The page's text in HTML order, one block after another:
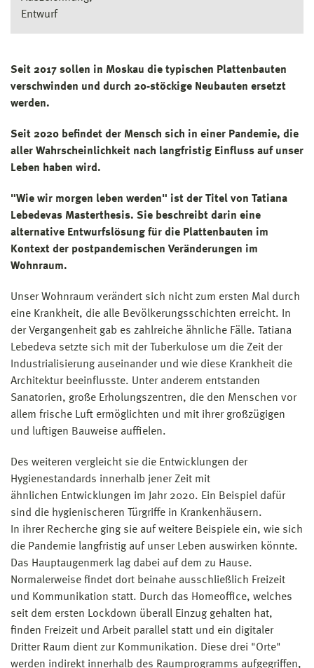
Entwurf
Seit 2017 sollen in Moskau die typischen Plattenbauten
verschwinden und durch 20-stöckige Neubauten ersetzt
werden.
Seit 2020 befindet der Mensch sich in einer Pandemie, die
aller Wahrscheinlichkeit nach langfristig Einfluss auf unser
Leben haben wird.
"Wie wir morgen leben werden" ist der Titel von Tatiana
Lebedevas Masterthesis. Sie beschreibt darin eine
alternative Entwurfslösung für die Plattenbauten im
Kontext der postpandemischen Veränderungen im
Wohnraum.
Unser Wohnraum verändert sich nicht zum ersten Mal durch
eine Krankheit, die alle Bevölkerungsschichten erreicht. In
der Vergangenheit gab es zahlreiche ähnliche Fälle. Tatiana
Lebedeva setzte sich mit der Tuberkulose um die Zeit der
Industrialisierung auseinander und wie diese Krankheit die
Architektur beeinflusste. Unter anderem entstanden
Sanatorien, große Erholungszentren, die den Menschen vor
allem frische Luft ermöglichten und mit ihrer großzügigen
und luftigen Bauweise auffielen.
Des weiteren vergleicht sie die Entwicklungen der
Hygienestandards innerhalb jener Zeit mit
ähnlichen Entwicklungen im Jahr 2020. Ein Beispiel dafür
sind die hygienischeren Türgriffe in Krankenhäusern.
In ihrer Recherche ging sie auf weitere Beispiele ein, wie sich
die Pandemie langfristig auf unser Leben auswirken könnte.
Das Hauptaugenmerk lag dabei auf dem zu Hause.
Normalerweise findet dort beinahe ausschließlich Freizeit
und Kommunikation statt. Durch das Homeoffice, welches
seit dem ersten Lockdown überall Einzug gehalten hat,
finden Freizeit und Arbeit parallel statt und ein digitaler
Dritter Raum dient zur Kommunikation. Diese drei "Orte"
werden indirekt innerhalb des Raumprogramms aufgegriffen,